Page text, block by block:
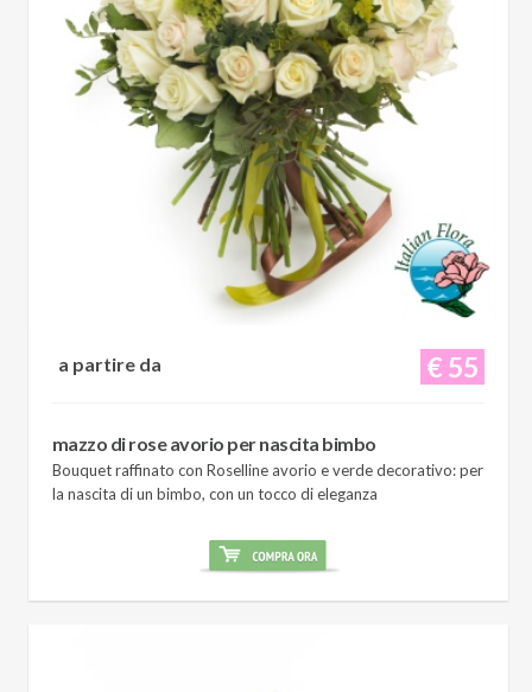
€ 55
a partire da
mazzo di rose avorio per nascita bimbo
Bouquet raffinato con Roselline avorio e verde decorativo: per
la nascita di un bimbo, con un tocco di eleganza